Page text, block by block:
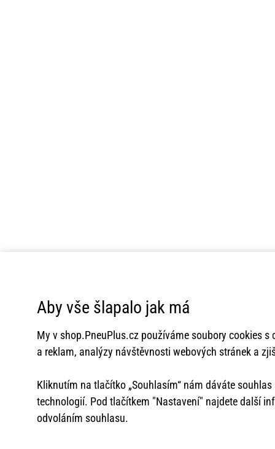
Aby vše šlapalo jak má
My v shop.PneuPlus.cz používáme soubory cookies s
a reklam, analýzy návštěvnosti webových stránek a
Kliknutím na tlačítko „Souhlasím“ nám dáváte
technologií. Pod tlačítkem "Nastavení" najdete další
odvoláním souhlasu.